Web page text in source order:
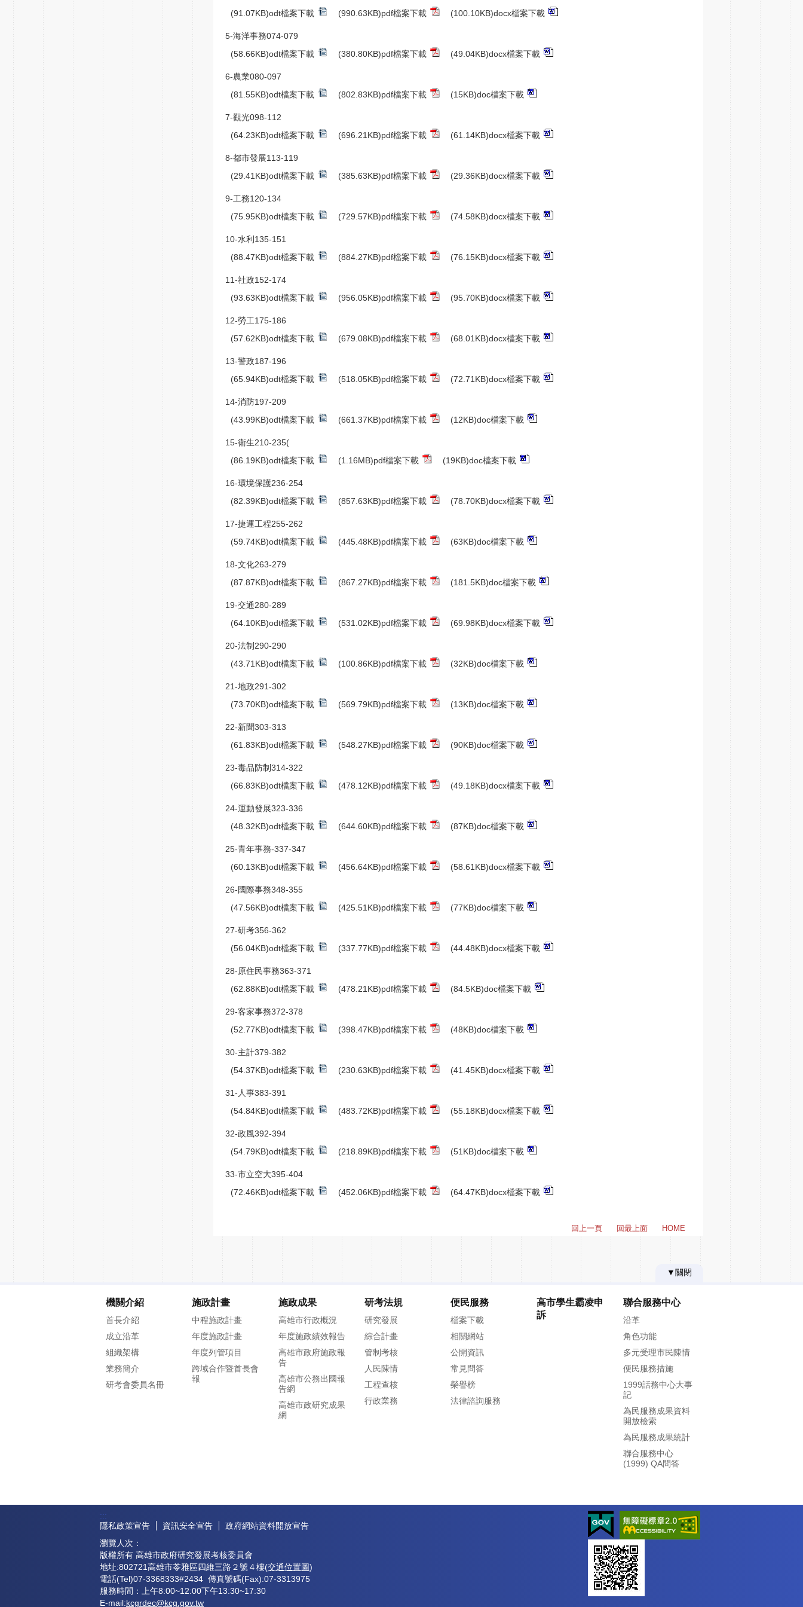
(91.07KB)odt檔案下載 (990.63KB)pdf檔案下載 (100.10KB)docx檔案下載
5-海洋事務074-079
(58.66KB)odt檔案下載
(380.80KB)pdf檔案下載 (49.04KB)docx檔案下載
6-農業080-097
(81.55KB)odt檔案下載
(802.83KB)pdf檔案下載 (15KB)doc檔案下載
7-觀光098-112
(64.23KB)odt檔案下載
(696.21KB)pdf檔案下載 (61.14KB)docx檔案下載
8-都市發展113-119
(29.41KB)odt檔案下載
(385.63KB)pdf檔案下載 (29.36KB)docx檔案下載
9-工務120-134
(75.95KB)odt檔案下載
(729.57KB)pdf檔案下載 (74.58KB)docx檔案下載
10-水利135-151
(88.47KB)odt檔案下載
(884.27KB)pdf檔案下載 (76.15KB)docx檔案下載
11-社政152-174
(93.63KB)odt檔案下載
(956.05KB)pdf檔案下載 (95.70KB)docx檔案下載
12-勞工175-186
(57.62KB)odt檔案下載
(679.08KB)pdf檔案下載 (68.01KB)docx檔案下載
13-警政187-196
(65.94KB)odt檔案下載
(518.05KB)pdf檔案下載 (72.71KB)docx檔案下載
14-消防197-209
(43.99KB)odt檔案下載
(661.37KB)pdf檔案下載 (12KB)doc檔案下載
15-衛生210-235(
(86.19KB)odt檔案下載
(1.16MB)pdf檔案下載 (19KB)doc檔案下載
16-環境保護236-254
(82.39KB)odt檔案下載
(857.63KB)pdf檔案下載 (78.70KB)docx檔案下載
17-捷運工程255-262
(59.74KB)odt檔案下載
(445.48KB)pdf檔案下載 (63KB)doc檔案下載
18-文化263-279
(87.87KB)odt檔案下載
(867.27KB)pdf檔案下載 (181.5KB)doc檔案下載
19-交通280-289
(64.10KB)odt檔案下載
(531.02KB)pdf檔案下載 (69.98KB)docx檔案下載
20-法制290-290
(43.71KB)odt檔案下載
(100.86KB)pdf檔案下載 (32KB)doc檔案下載
21-地政291-302
(73.70KB)odt檔案下載
(569.79KB)pdf檔案下載 (13KB)doc檔案下載
22-新聞303-313
(61.83KB)odt檔案下載
(548.27KB)pdf檔案下載 (90KB)doc檔案下載
23-毒品防制314-322
(66.83KB)odt檔案下載
(478.12KB)pdf檔案下載 (49.18KB)docx檔案下載
24-運動發展323-336
(48.32KB)odt檔案下載
(644.60KB)pdf檔案下載 (87KB)doc檔案下載
25-青年事務-337-347
(60.13KB)odt檔案下載
(456.64KB)pdf檔案下載 (58.61KB)docx檔案下載
26-國際事務348-355
(47.56KB)odt檔案下載
(425.51KB)pdf檔案下載 (77KB)doc檔案下載
27-研考356-362
(56.04KB)odt檔案下載
(337.77KB)pdf檔案下載 (44.48KB)docx檔案下載
28-原住民事務363-371
(62.88KB)odt檔案下載
(478.21KB)pdf檔案下載 (84.5KB)doc檔案下載
29-客家事務372-378
(52.77KB)odt檔案下載
(398.47KB)pdf檔案下載 (48KB)doc檔案下載
30-主計379-382
(54.37KB)odt檔案下載
(230.63KB)pdf檔案下載 (41.45KB)docx檔案下載
31-人事383-391
(54.84KB)odt檔案下載
(483.72KB)pdf檔案下載 (55.18KB)docx檔案下載
32-政風392-394
(54.79KB)odt檔案下載
(218.89KB)pdf檔案下載 (51KB)doc檔案下載
33-市立空大395-404
(72.46KB)odt檔案下載
(452.06KB)pdf檔案下載 (64.47KB)docx檔案下載
回上一頁 回最上面 HOME
▼關閉
機關介紹
首長介紹
成立沿革
組織架構
業務簡介
研考會委員名冊
施政計畫
中程施政計畫
年度施政計畫
年度列管項目
跨域合作暨首長會
報
施政成果
高雄市行政概況
年度施政績效報告
高雄市政府施政報
告
高雄市公務出國報
告網
高雄市政研究成果
網
研考法規
研究發展
綜合計畫
管制考核
人民陳情
工程查核
行政業務
便民服務
檔案下載
相關網站
公開資訊
常見問答
榮譽榜
法律諮詢服務
高市學生霸凌申
訴
聯合服務中心
沿革
角色功能
多元受理市民陳情
便民服務措施
1999話務中心大事
記
為民服務成果資料
開放檢索
為民服務成果統計
聯合服務中心
(1999) QA問答
:::
隱私政策宣告
資訊安全宣告
政府網站資料開放宣告
瀏覽人次：
版權所有 高雄市政府研究發展考核委員會
地址:802721高雄市苓雅區四維三路２號４樓(交通位置圖)
電話(Tel)07-3368333#2434 傳真號碼(Fax):07-3313975
服務時間：上午8:00~12:00下午13:30~17:30
E-mail:kcgrdec@kcg.gov.tw